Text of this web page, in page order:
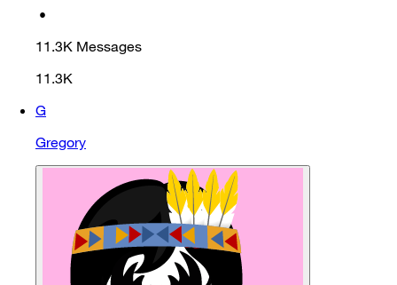
•
11.3K Messages
11.3K
G
Gregory